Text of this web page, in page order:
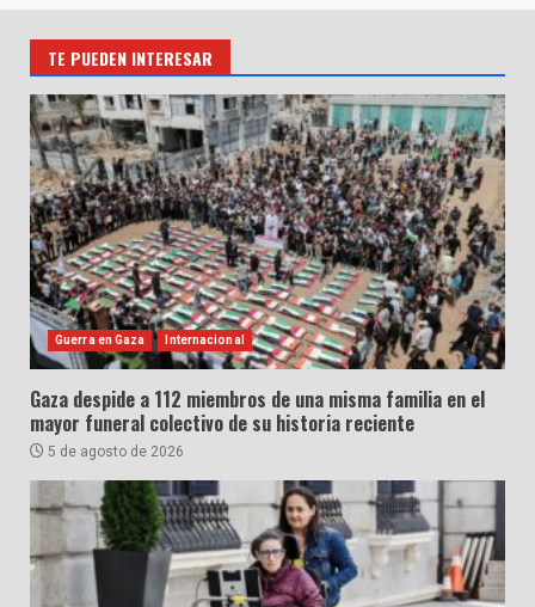
TE PUEDEN INTERESAR
Guerra en Gaza Internacional
Gaza despide a 112 miembros de una misma familia en el
mayor funeral colectivo de su historia reciente
5 de agosto de 2026